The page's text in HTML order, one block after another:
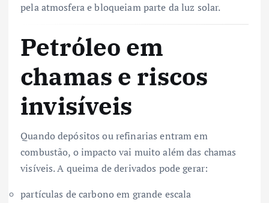
pela atmosfera e bloqueiam parte da luz solar.
Petróleo em
chamas e riscos
invisíveis
Quando depósitos ou refinarias entram em
combustão, o impacto vai muito além das chamas
visíveis. A queima de derivados pode gerar:
partículas de carbono em grande escala